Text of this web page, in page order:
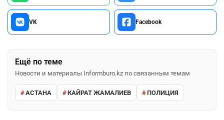
VK Facebook
Ещё по теме
Новости и материалы Informburo.kz по связанным темам
АСТАНА КАЙРАТ ЖАМАЛИЕВ ПОЛИЦИЯ